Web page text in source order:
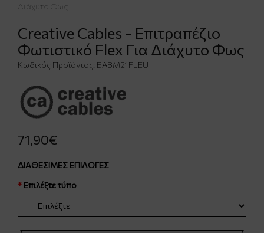
Διάχυτο Φως
Creative Cables - Επιτραπέζιο
Φωτιστικό Flex Για Διάχυτο Φως
Κωδικός Προϊόντος: BABM21FLEU
71,90€
ΔΙΑΘΈΣΙΜΕΣ ΕΠΙΛΟΓΈΣ
Επιλέξτε τύπο